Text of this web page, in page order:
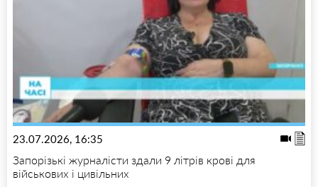
23.07.2026, 16:35
Запорізькі журналісти здали 9 літрів крові для
військових і цивільних